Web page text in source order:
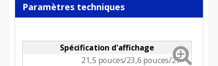
Paramètres techniques
Spécification d'affichage
21,5 pouces/23,6 pouces/27